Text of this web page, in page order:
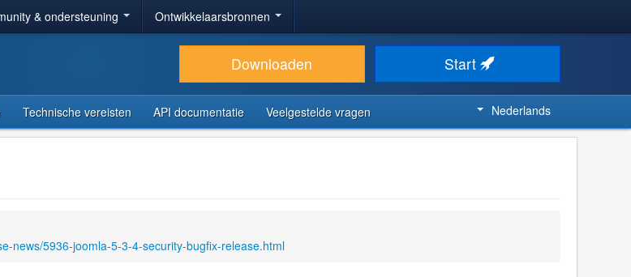
& ondersteuning Ontwikkelaarsbronnen
Downloaden Start
Technische vereisten API documentatie Veelgestelde vragen Nederlands
news/5936-joomla-5-3-4-security-bugfix-release.html